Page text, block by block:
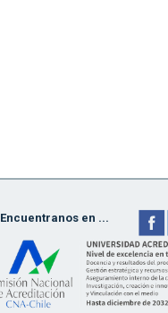
Encuentranos en ...